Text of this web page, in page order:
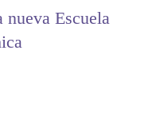
nueva Escuela